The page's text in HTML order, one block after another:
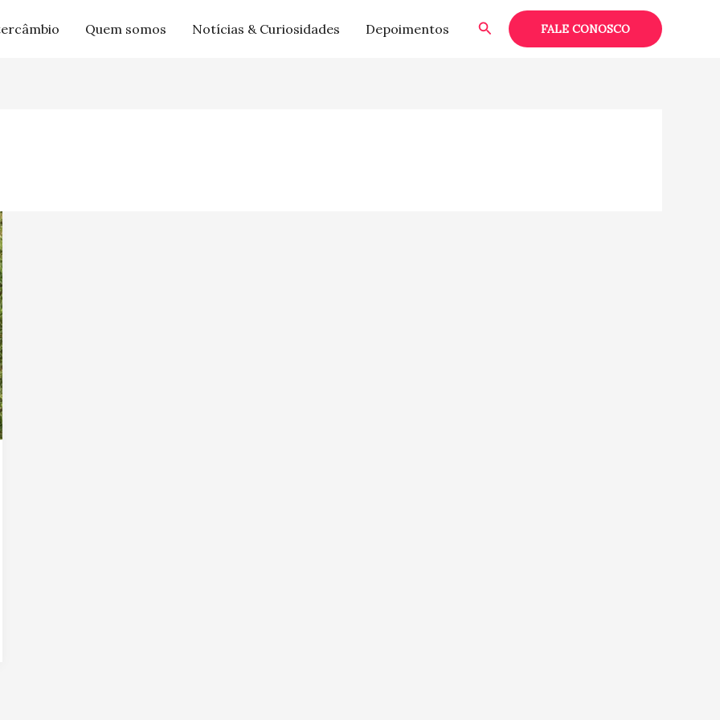
Quem somos Notícias & Curiosidades Depoimentos PesquisarFALE CONOSCO